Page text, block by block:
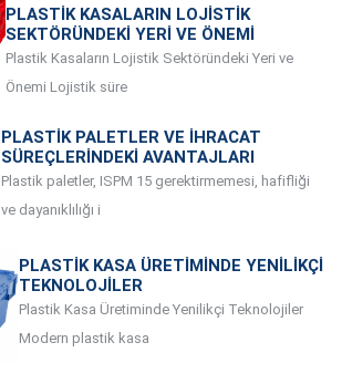
PLASTIK KASALARIN LOJISTIK
SEKTÖRÜNDEKI YERI VE ÖNEMI
Plastik Kasaların Lojistik Sektöründeki Yeri ve
Önemi Lojistik süre
PLASTIK PALETLER VE İHRACAT
SÜREÇLERINDEKI AVANTAJLARI
Plastik paletler, ISPM 15 gerektirmemesi, hafifliği
ve dayanıklılığı i
PLASTIK KASA ÜRETIMINDE YENILIKÇI
TEKNOLOJILER
Plastik Kasa Üretiminde Yenilikçi Teknolojiler
Modern plastik kasa